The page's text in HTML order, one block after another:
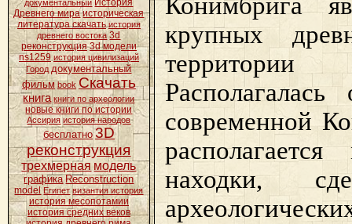
документальный История
Древнего мира историческая
литература скачать история
древнего востока 3d
реконструкция 3d модели
ns1259 история цивилизаций
Город документальный
фильм book Скачать
книга книги по археологии
новые книги по истории
Ассирия история народов
бесплатно 3D
реконструкция
трехмерная модель
графика Reconstruction
model Египет византия история
история месопотамии
история средних веков
крупных
территории
современной
находки,